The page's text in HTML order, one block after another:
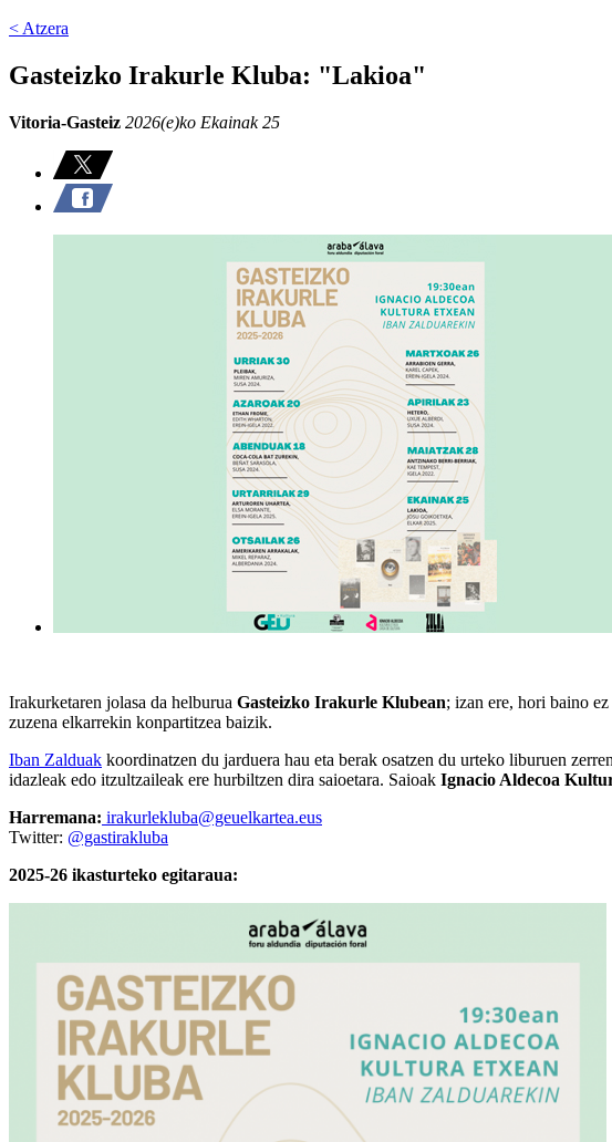
< Atzera
Gasteizko Irakurle Kluba: "Lakioa"
Vitoria-Gasteiz 2026(e)ko Ekainak 25
Irakurketaren jolasa da helburua Gasteizko Irakurle Klubean; izan ere, hori baino
zuzena elkarrekin konpartitzea baizik.
Iban Zalduak koordinatzen du jarduera hau eta berak osatzen du urteko liburuen
idazleak edo itzultzaileak ere hurbiltzen dira saioetara. Saioak Ignacio Aldecoa
Harremana: irakurlekluba@geuelkartea.eus
Twitter: @gastirakluba
2025-26 ikasturteko egitaraua: